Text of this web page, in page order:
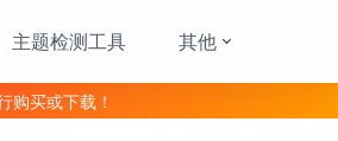
主题检测工具 其他
购买或下载！